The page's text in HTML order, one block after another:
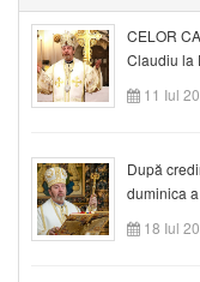
CELOR
Claudiu la
11 Iul
După
duminica
18 Iul